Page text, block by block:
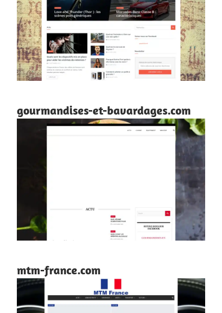
gourmandises-et-bavardages.com
mtm-france.com